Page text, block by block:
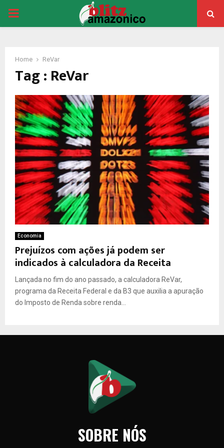
PRIMARY
Home ReVar
Tag : ReVar
Economia
Prejuízos com ações já podem ser
indicados à calculadora da Receita
Lançada no fim do ano passado, a calculadora ReVar,
programa da Receita Federal e da B3 que auxilia a apuração
do Imposto de Renda sobre renda...
SOBRE NÓS